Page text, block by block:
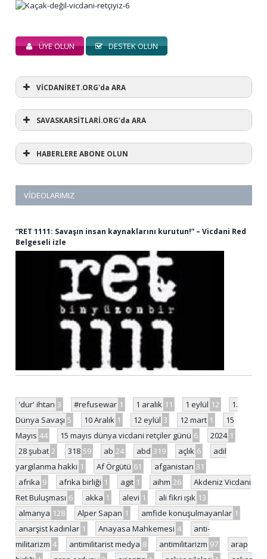
ÜYE OLUN DESTEK OLUN
VİCDANİRET.ORG'da ARA
SAVASKARSİTLARİ.ORG'da ARA
HABERLERE ABONE OLUN
VIDEOLARIMIZ
“RET 1111: Savaşın insan kaynaklarını kurutun!” – Vicdani Red
Belgeseli izle
'dur' ihtarı 3 #refusewar 1 1 aralık 11 1 eylül 12
1.
Dünya Savaşı 5 10 Aralık 1 12 eylül 3 12 mart 1
15
Mayıs 44 15 mayıs dünya vicdani retçiler günü 6 2024 1
28 şubat 2 318 59 ab 24 abd 319 açlık 6
adil
yargılanma hakkı 1 Af Örgütü 61 afganistan 31
afrika 9 afrika birliği 1 agit 1 aihm 26
Akdeniz Vicdani
Ret Buluşması 6 akka 1 alevi 1 ali fikri ışık 13
almanya 128 Alper Sapan 1 amfide konuşulmayanlar 1
anarşist kadınlar 1 Anayasa Mahkemesi 4
anti-
militarizm 4 antimilitarist medya 8 antimilitarizm 97
arap